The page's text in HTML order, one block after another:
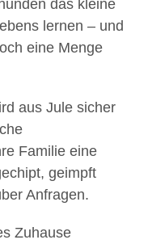
das kleine
lernen – und
eine Menge
aus Jule sicher
Familie eine
geimpft
Anfragen.
Zuhause